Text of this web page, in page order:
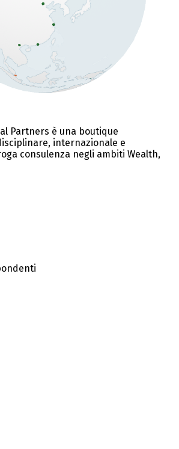
Partners è una boutique
internazionale e
consulenza negli ambiti Wealth,